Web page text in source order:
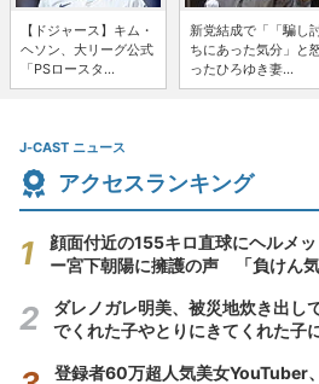
【ドジャース】キム・
ヘソン、大リーグ公式
「PSロースタ...
新党結成で「「騙し
ちにあった気分」と
ったひろゆき妻...
J-CAST ニュース
アクセスランキング
顔面付近の155キロ直球にヘルメ
ー宮下朝陽に擁護の声 「負けん
ダレノガレ明美、被災地炊き出し
でくれた子やとりにきてくれた子
登録者60万超人気美女YouTuber